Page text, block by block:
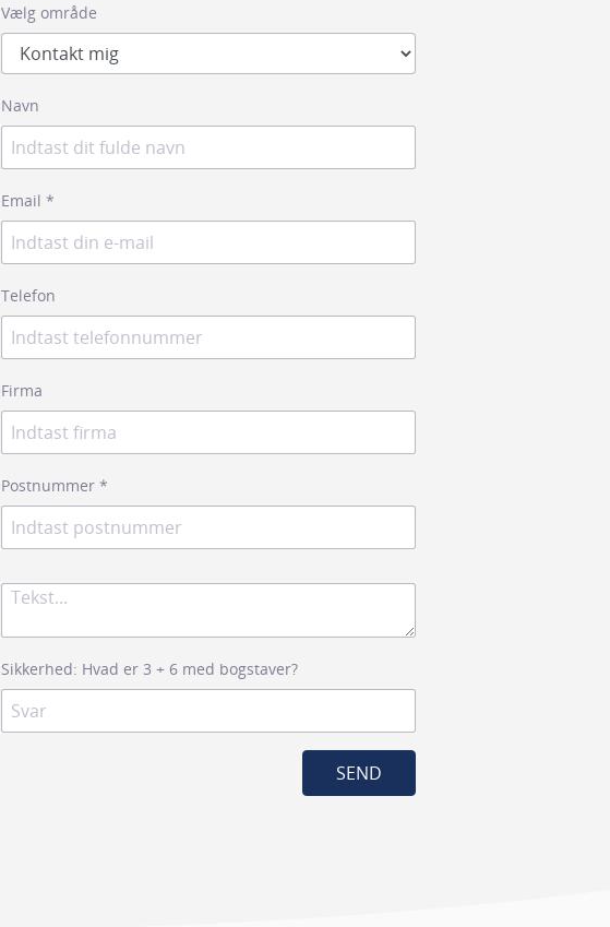
Vælg område
Navn
Email*
Telefon
Firma
Postnummer*
Sikkerhed: Hvad er 3 + 6 med bogstaver?